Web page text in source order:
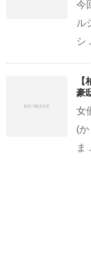
今
ル
シ
豪
女
(
ま